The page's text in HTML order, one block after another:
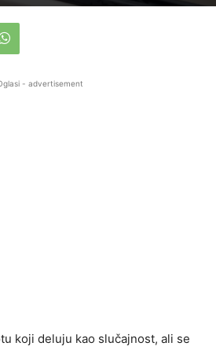
- advertisement
koji deluju kao slučajnost, ali se